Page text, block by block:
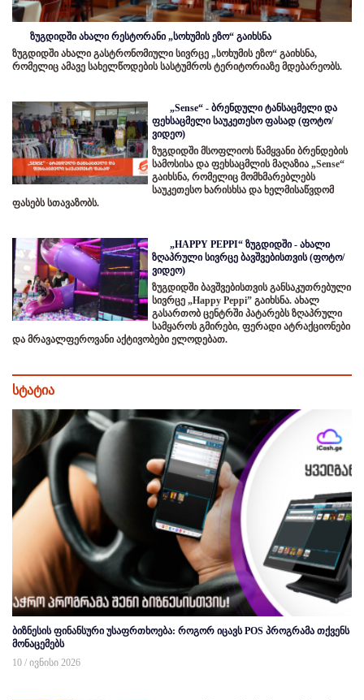
ზუგდიდში ახალი რესტორანი „სოხუმის ეზო“ გაიხსნა
ზუგდიდში ახალი გასტრონომიული სივრცე „სოხუმის ეზო“ გაიხსნა,
რომელიც ამავე სახელწოდების სასტუმროს ტერიტორიაზე მდებარეობს.
„Sense“ - ბრენდული ტანსაცმელი და
ფეხსაცმელი საუკეთესო ფასად (ფოტო/
ვიდეო)
ზუგდიდში მსოფლიოს წამყვანი ბრენდების
სამოსისა და ფეხსაცმლის მაღაზია „Sense“
გაიხსნა, რომელიც მომხმარებლებს
საუკეთესო ხარისხსა და ხელმისაწვდომ
ფასებს სთავაზობს.
„HAPPY PEPPI“ ზუგდიდში - ახალი
ზღაპრული სივრცე ბავშვებისთვის (ფოტო/
ვიდეო)
ზუგდიდში ბავშვებისთვის განსაკუთრებული
სივრცე „Happy Peppi” გაიხსნა. ახალ
გასართობ ცენტრში პატარებს ზღაპრული
სამყაროს გმირები, ფერადი ატრაქციონები
და მრავალფეროვანი აქტივობები ელოდებათ.
სტატია
ბიზნესის ფინანსური უსაფრთხოება: როგორ იცავს POS პროგრამა თქვენს
მონაცემებს
10 / ივნისი 2026